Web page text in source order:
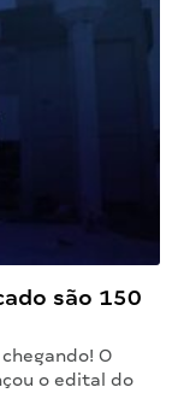
são 150
O
o edital do